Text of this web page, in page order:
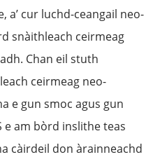
a’ cur luchd-ceangail neo-
snàithleach ceirmeag
Chan eil stuth
ceirmeag neo-
e gun smoc agus gun
e am bòrd inslithe teas
càirdeil don àrainneachd